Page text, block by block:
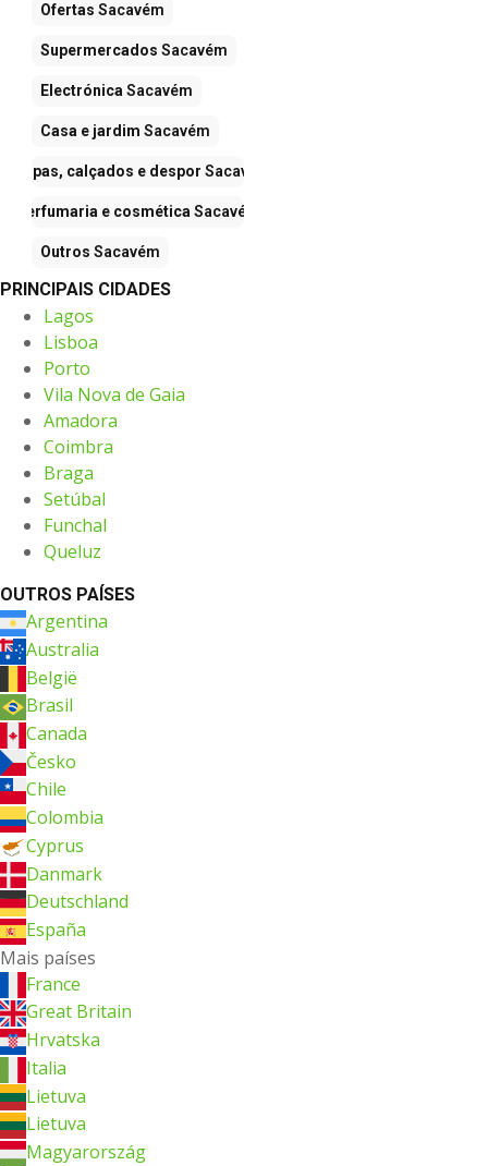
Ofertas Sacavém
Supermercados Sacavém
Electrónica Sacavém
Casa e jardim Sacavém
Roupas, calçados e despor Sacavém
Perfumaria e cosmética Sacavém
Outros Sacavém
PRINCIPAIS CIDADES
Lagos
Lisboa
Porto
Vila Nova de Gaia
Amadora
Coimbra
Braga
Setúbal
Funchal
Queluz
OUTROS PAÍSES
Argentina
Australia
België
Brasil
Canada
Česko
Chile
Colombia
Cyprus
Danmark
Deutschland
España
Mais países
France
Great Britain
Hrvatska
Italia
Lietuva
Lietuva
Magyarország